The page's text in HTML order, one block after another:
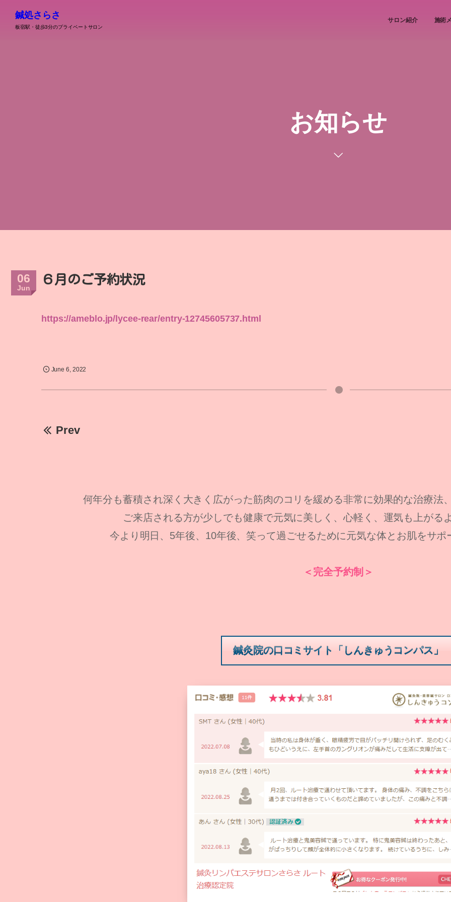
鍼処さらさ
板宿駅・徒歩3分のプライベートサロン
サロン紹介 施術
お知らせ
06
Jun
６月のご予約状況
https://ameblo.jp/lycee-rear/entry-12745605737.html
June 6, 2022
Prev
何年分も蓄積され深く大きく広がった筋肉のコリを緩める非常に効果的な治療法
ご来店される方が少しでも健康で元気に美しく、心軽く、運気も上がる
今より明日、5年後、10年後、笑って過ごせるために元気な体とお肌をサ
＜完全予約制＞
鍼灸院の口コミサイト「しんきゅうコンパス」